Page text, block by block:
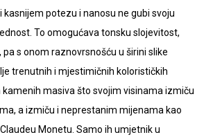
potezu i nanosu ne gubi svoju
To omogućava tonsku slojevitost,
s onom raznovrsnošću u širini slike
trenutnih i mjestimičnih kolorističkih
kamenih masiva što svojim visinama izmiču
a izmiču i neprestanim mijenama kao
Monetu. Samo ih umjetnik u